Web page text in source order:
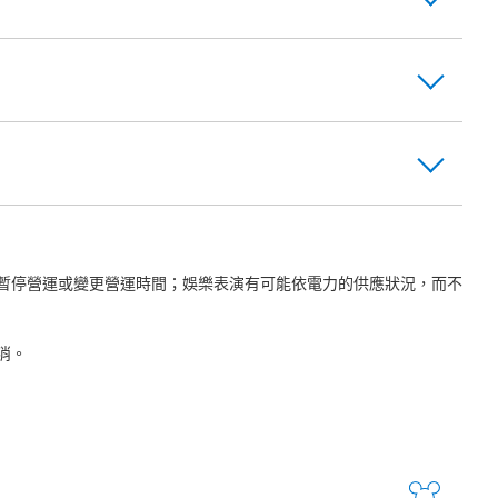
營運或變更營運時間；娛樂表演有可能依電力的供應狀況，而不
。